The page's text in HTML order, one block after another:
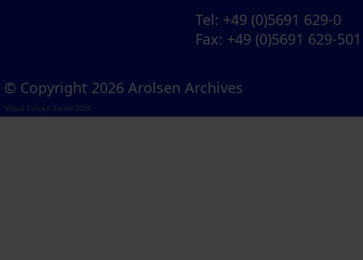
Tel: +49 (0)5691 629-0
Fax: +49 (0)5691 629-501
© Copyright 2026 Arolsen Archives
Visual Library Server 2026